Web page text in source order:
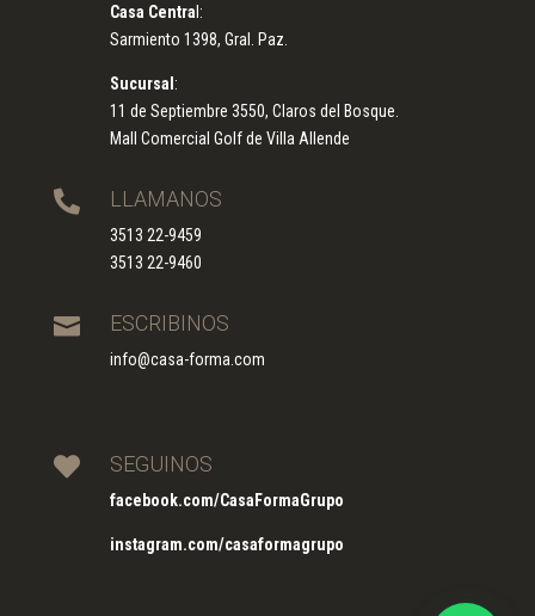
Casa Centra l:
Sarmiento 1398, Gral. Paz.
Sucursal :
11 de Septiembre 3550, Claros del Bosque.
Mall Comercial Golf de Villa Allende
 LLAMANOS
3513 22-9459
3513 22-9460
 ESCRIBINOS
info@casa-forma.com
 SEGUINOS
facebook.com/CasaFormaGrupo
instagram.com/casaformagrupo